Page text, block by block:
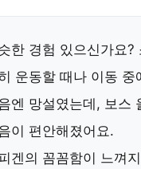
한 경험 있으신가요
운동할 때나 이동
엔 망설였는데, 보스
이 편안해졌어요.
겐의 꼼꼼함이 느껴